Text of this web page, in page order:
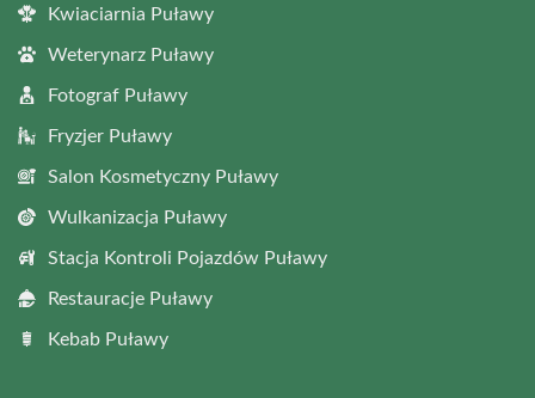
Kwiaciarnia Puławy
Weterynarz Puławy
Fotograf Puławy
Fryzjer Puławy
Salon Kosmetyczny Puławy
Wulkanizacja Puławy
Stacja Kontroli Pojazdów Puławy
Restauracje Puławy
Kebab Puławy